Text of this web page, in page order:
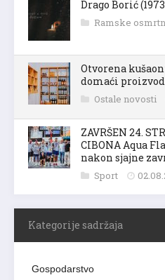
Drago Borić
Ramske
Otvorena
domaći
Ostale novosti
ZAVRŠEN 24.
CIBONA Aqua
nakon sjajne
Sport
Kategorije sadržaja
Gospodarstvo